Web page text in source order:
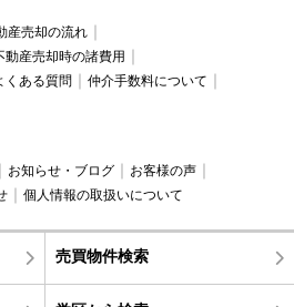
産売却の流れ
動産売却時の諸費用
くある質問
仲介手数料について
お知らせ・ブログ
お客様の声
個人情報の取扱いについて
売買物件検索